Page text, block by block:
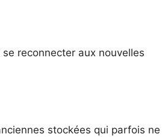
reconnecter aux nouvelles
stockées qui parfois ne